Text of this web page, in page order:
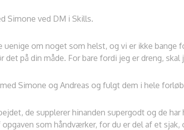
Simone ved DM i Skills.
uenige om noget som helst, og vi er ikke bange
på din måde. For bare fordi jeg er dreng, skal
Simone og Andreas og fulgt dem i hele
de supplerer hinanden supergodt og de
som håndværker, for du er del af et sjak,